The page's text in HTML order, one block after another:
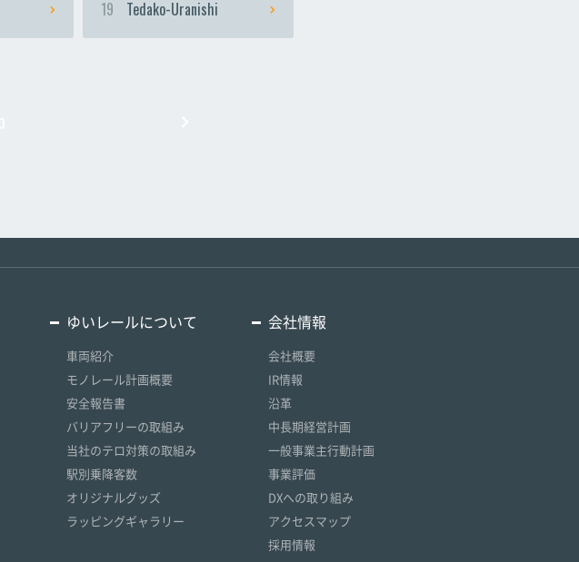
19 Tedako-Uranishi
ゆいレールについて
車両紹介
モノレール計画概要
安全報告書
バリアフリーの取組み
当社のテロ対策の取組み
駅別乗降客数
オリジナルグッズ
ラッピングギャラリー
会社情報
会社概要
IR情報
沿革
中長期経営計画
一般事業主行動計画
事業評価
DXへの取り組み
アクセスマップ
採用情報